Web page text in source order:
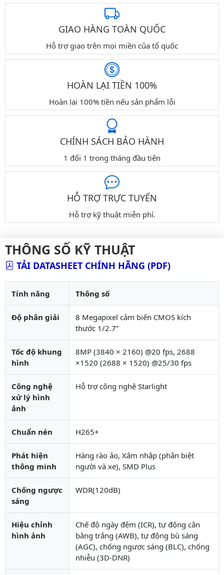
GIAO HÀNG TOÀN QUỐC
Hỗ trợ giao trên mọi miền của tổ quốc
HOÀN LẠI TIỀN 100%
Hoàn lại 100% tiền nếu sản phẩm lỗi
CHÍNH SÁCH BẢO HÀNH
1 đổi 1 trong tháng đầu tiên
HỖ TRỢ TRỰC TUYẾN
Hỗ trợ kỹ thuật miễn phí.
THÔNG SỐ KỸ THUẬT
TẢI DATASHEET CHÍNH HÃNG (PDF)
Tính năng Thông số
Độ phân giải
8 Megapixel cảm biến CMOS kích
thước 1/2.7”
Tốc độ khung
hình
8MP (3840 × 2160) @20 fps, 2688
×1520 (2688 × 1520) @25/30 fps
Công nghệ
xử lý hình
ảnh
Hỗ trợ công nghệ Starlight
Chuẩn nén H265+
Phát hiện
thông minh
Hàng rào ảo, Xâm nhập (phân biệt
người và xe), SMD Plus
Chống ngược
sáng
WDR(120dB)
Hiệu chỉnh
hình ảnh
Chế độ ngày đêm (ICR), tự động cân
bằng trắng (AWB), tự động bù sáng
(AGC), chống ngược sáng (BLC), chống
nhiễu (3D-DNR)